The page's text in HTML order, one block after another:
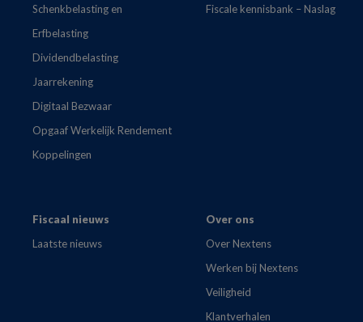
Schenkbelasting en
Erfbelasting
Dividendbelasting
Jaarrekening
Digitaal Bezwaar
Opgaaf Werkelijk Rendement
Koppelingen
Fiscale kennisbank – Naslag
Fiscaal nieuws
Laatste nieuws
Over ons
Over Nextens
Werken bij Nextens
Veiligheid
Klantverhalen